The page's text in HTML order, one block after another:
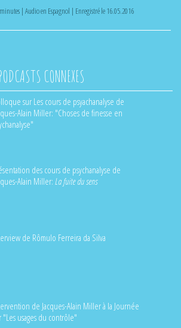
| Audio en Espagnol | Enregistré le 16.05.2016
PODCASTS CONNEXES
sur Les cours de psyachanalyse de
Alain Miller: "Choses de finesse en
des cours de psychanalyse de
Alain Miller:La fuite du sens
de Rômulo Ferreira da Silva
de Jacques-Alain Miller à la Journée
"Les usages du contrôle"